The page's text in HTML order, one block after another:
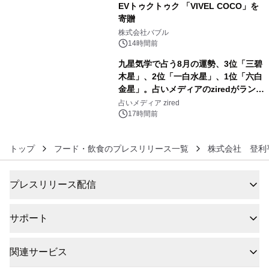
EVトゥクトゥク 「VIVEL COCO」を
寄贈
株式会社バブル
14時間前
九星気学で占う8月の運勢、3位「三碧
木星」、2位「一白水星」、1位「六白
金星」。占いメディアのziredがランキ
ングを発表
占いメディア zired
17時間前
トップ フード・飲食のプレスリリース一覧 株式会社 登利
プレスリリース配信
サポート
関連サービス